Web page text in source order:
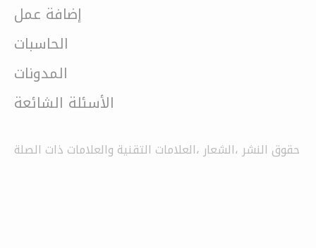
إضافة عمل
الحاسبات
المدونات
الأسئلة الشائعة
حقوق النشر ،الشعار ،العلامات التقنية والعلامات ذات الصلة